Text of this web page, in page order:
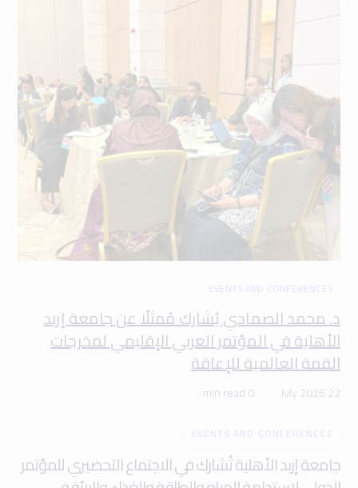
EVENTS AND CONFERENCES
د. محمد الصمادي يُشارك مُمثلًا عن جامعة إربد
الأهلية في المؤتمر العربي الإقليمي لمخرجات
القمة العالمية للإعاقة
22 July 2026
0 min read
EVENTS AND CONFERENCES
جامعة إربد الأهلية تُشارك في الاجتماع التحضيري للمؤتمر